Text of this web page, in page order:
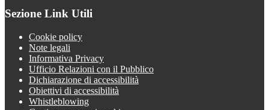
Sezione Link Utili
Cookie policy
Note legali
Informativa Privacy
Ufficio Relazioni con il Pubblico
Dichiarazione di accessibilità
Obiettivi di accessibilità
Whistleblowing